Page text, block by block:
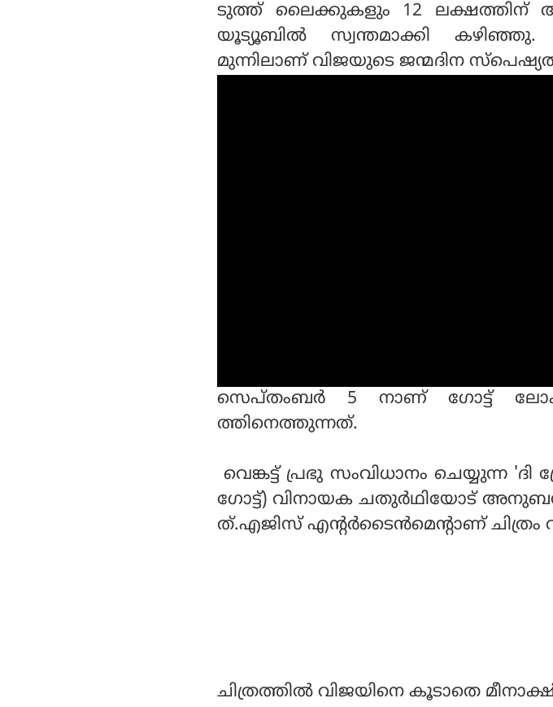
ടുത്ത് ലൈക്കുകളും 12 ലക്ഷത്തിന്
യൂട്യൂബില്‍ സ്വന്തമാക്കി കഴിഞ്ഞു.
മുന്നിലാണ് വിജയുടെ ജന്മദിന
സെപ്തംബര്‍ 5 നാണ് ഗോട്ട്
ത്തിനെത്തുന്നത്.
വെങ്കട്ട് പ്രഭു സംവിധാനം ചെയ്യുന്ന 'ദി
ഗോട്ട്) വിനായക ചതുര്‍ഥിയോട്
ത്.എജിസ് എന്റര്‍ടൈന്‍മെന്റാണ് ചിത്രം
ചിത്രത്തില്‍ വിജയിനെ കൂടാതെ